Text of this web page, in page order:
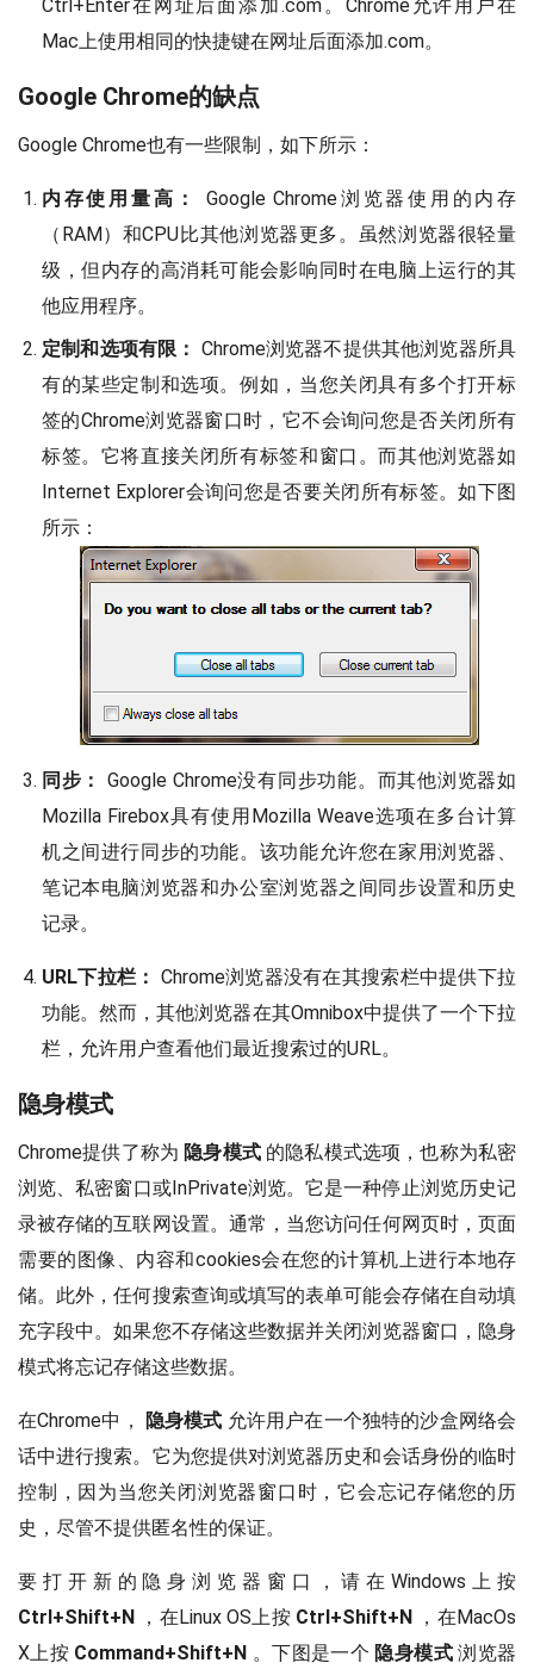
Ctrl+Enter在网址后面添加.com。Chrome允许用户在
Mac上使用相同的快捷键在网址后面添加.com。
Google Chrome的缺点
Google Chrome也有一些限制，如下所示：
内存使用量高：
Google Chrome浏览器使用的内存
（RAM）和CPU比其他浏览器更多。虽然浏览器很轻量
级，但内存的高消耗可能会影响同时在电脑上运行的其
他应用程序。
定制和选项有限： Chrome浏览器不提供其他浏览器所具
有的某些定制和选项。例如，当您关闭具有多个打开标
签的Chrome浏览器窗口时，它不会询问您是否关闭所有
标签。它将直接关闭所有标签和窗口。而其他浏览器如
Internet Explorer会询问您是否要关闭所有标签。如下图
所示：
同步：
Google Chrome没有同步功能。而其他浏览器如
Mozilla Firebox具有使用Mozilla Weave选项在多台计算
机之间进行同步的功能。该功能允许您在家用浏览器、
笔记本电脑浏览器和办公室浏览器之间同步设置和历史
记录。
URL下拉栏： Chrome浏览器没有在其搜索栏中提供下拉
功能。然而，其他浏览器在其Omnibox中提供了一个下拉
栏，允许用户查看他们最近搜索过的URL。
隐身模式
Chrome提供了称为 隐身模式的隐私模式选项，也称为私密
浏览、私密窗口或InPrivate浏览。它是一种停止浏览历史记
录被存储的互联网设置。通常，当您访问任何网页时，页面
需要的图像、内容和cookies会在您的计算机上进行本地存
储。此外，任何搜索查询或填写的表单可能会存储在自动填
充字段中。如果您不存储这些数据并关闭浏览器窗口，隐身
模式将忘记存储这些数据。
在Chrome中， 隐身模式 允许用户在一个独特的沙盒网络会
话中进行搜索。它为您提供对浏览器历史和会话身份的临时
控制，因为当您关闭浏览器窗口时，它会忘记存储您的历
史，尽管不提供匿名性的保证。
要打开新的隐身浏览器窗口，请在Windows上按
Ctrl+Shift+N
，在Linux OS上按 Ctrl+Shift+N
，在MacOs
X上按 Command+Shift+N 。下图是一个 隐身模式浏览器